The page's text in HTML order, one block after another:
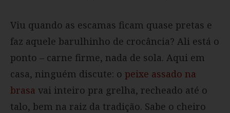
Viu quando as escamas ficam quase pretas e
faz aquele barulhinho de crocância? Ali está o
ponto – carne firme, nada de sola. Aqui em
casa, ninguém discute: o peixe assado na
brasa vai inteiro pra grelha, recheado até o
talo, bem na raiz da tradição. Sabe o cheiro